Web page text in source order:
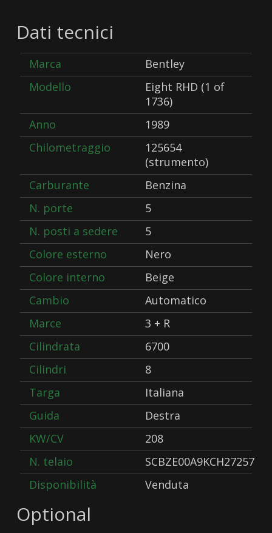
Dati tecnici
Marca
Bentley
Modello
Eight RHD (1 of
1736)
Anno
1989
Chilometraggio
125654
(strumento)
Carburante
Benzina
N. porte
5
N. posti a sedere
5
Colore esterno
Nero
Colore interno
Beige
Cambio
Automatico
Marce
3 + R
Cilindrata
6700
Cilindri
8
Targa
Italiana
Guida
Destra
KW/CV
208
N. telaio
SCBZE00A9KCH27257
Disponibilità
Venduta
Optional